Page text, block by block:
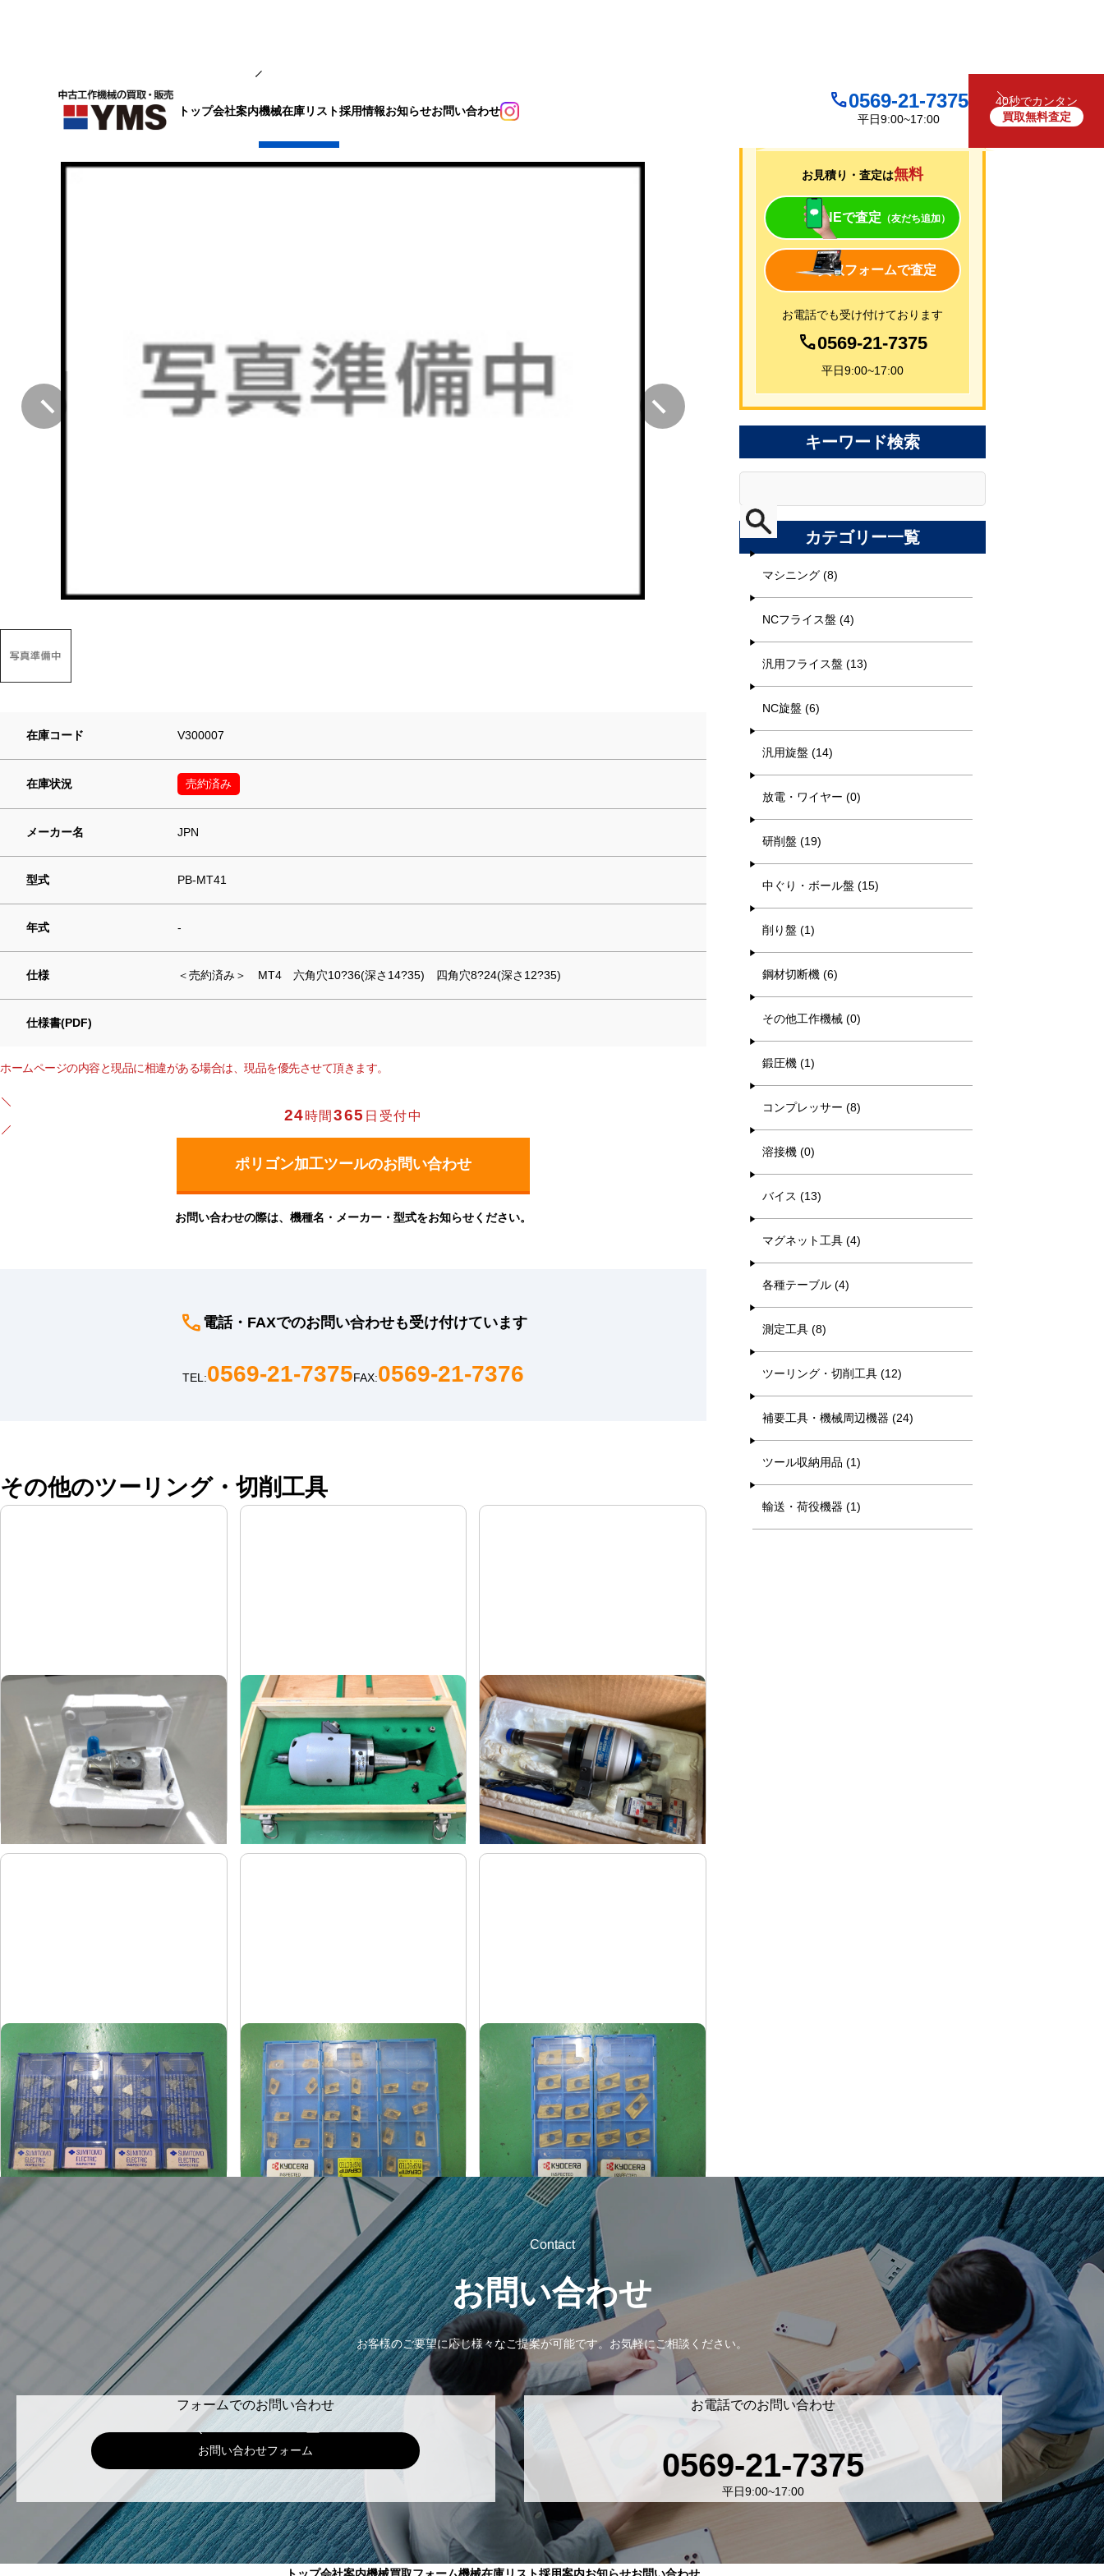
トップ会社案内機械在庫リスト採用情報お知らせお問い合わせ 0569-21-7375
平日9:00~17:00
40秒でカンタン
買取無料査定
ポリゴン加工ツール
在庫コード V300007
在庫状況 売約済み
メーカー名 JPN
型式 PB-MT41
年式 -
仕様 ＜売約済み＞ MT4 六角穴10?36(深さ14?35) 四角穴8?24(深さ12?35)
仕様書(PDF)
ホームページの内容と現品に相違がある場合は、現品を優先させて頂きます。
24時間365 日受付中
お問い合わせの際は、機種名・メーカー・型式をお知らせください。
電話・FAXでのお問い合わせも受け付けています
TEL:0569-21-7375FAX:0569-21-7376
その他のツーリング・切削工具
EWNボーリングヘッド
メーカー BIGカイザー
式EWN2-32CK5
増速スピンドル
メーカー 日本精密機械
形 式HS-2220
年 式-
ハイスピンドル
メーカー BIG
形 式NT40U-NXG5-130D
年 式-
カッタチップ
メーカー 住友電工
形 式TPKN22TR T250A
年 式-
ミーリングチップ
メーカー 京セラ
形 式BDMT11T308ER-JT
年 式-
ミーリングチップ
メーカー 京セラ
式BDMT170408ER-JT
式-
買取について
お見積り・査定は無料
LINEで査定 （友だち追加）
買取フォームで査定
お電話でも受け付けております
0569-21-7375
平日9:00~17:00
キーワード検索
カテゴリー一覧
マシニング (8)
NCフライス盤 (4)
汎用フライス盤 (13)
NC旋盤 (6)
汎用旋盤 (14)
放電・ワイヤー (0)
研削盤 (19)
中ぐり・ボール盤 (15)
削り盤 (1)
鋼材切断機 (6)
その他工作機械 (0)
鍛圧機 (1)
コンプレッサー (8)
溶接機 (0)
バイス (13)
マグネット工具 (4)
各種テーブル (4)
測定工具 (8)
ツーリング・切削工具 (12)
補要工具・機械周辺機器 (24)
ツール収納用品 (1)
輸送・荷役機器 (1)
Contact
お問い合わせ
お客様のご要望に応じ様々なご提案が可能です。 お気軽にご相談ください。
フォームでのお問い合わせ
お問い合わせフォーム
お電話でのお問い合わせ
0569-21-7375
平日9:00~17:00